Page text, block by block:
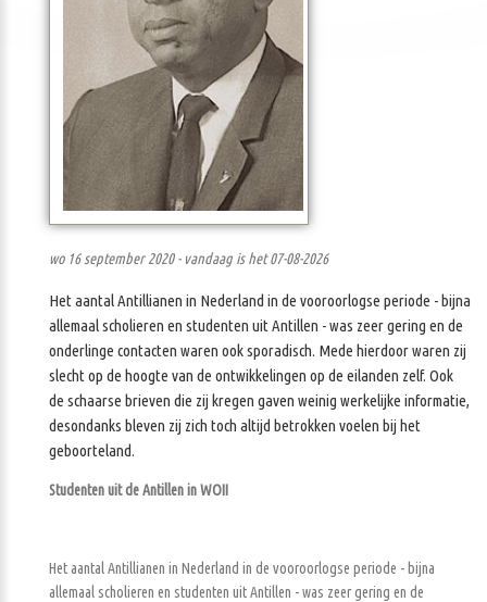
wo 16 september 2020 - vandaag is het 07-08-2026
Het aantal Antillianen in Nederland in de vooroorlogse periode - bijna
allemaal scholieren en studenten uit Antillen - was zeer gering en de
onderlinge contacten waren ook sporadisch. Mede hierdoor waren zij
slecht op de hoogte van de ontwikkelingen op de eilanden zelf. Ook
de schaarse brieven die zij kregen gaven weinig werkelijke informatie,
desondanks bleven zij zich toch altijd betrokken voelen bij het
geboorteland.
Studenten uit de Antillen in WOII
Het aantal Antillianen in Nederland in de vooroorlogse periode - bijna
allemaal scholieren en studenten uit Antillen - was zeer gering en de